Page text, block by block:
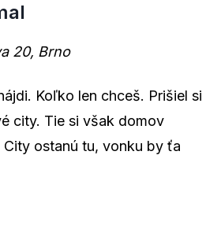
20, Brno
Koľko len chceš. Prišiel si
city. Tie si však domov
ostanú tu, vonku by ťa